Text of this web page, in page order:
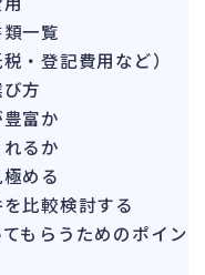
一覧
・登記費用など）
方
富か
るか
める
比較検討する
もらうためのポイン